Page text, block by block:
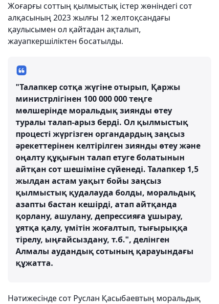
Жоғарғы соттың қылмыстық істер жөніндегі сот
алқасының 2023 жылғы 12 желтоқсандағы
қаулысымен ол қайтадан ақталып,
жауапкершіліктен босатылды.
"Талапкер сотқа жүгіне отырып, Қаржы
министрлігінен 100 000 000 теңге
мөлшерінде моральдық зиянды өтеу
туралы талап-арыз берді. Ол қылмыстық
процесті жүргізген органдардың заңсыз
әрекеттерінен келтірілген зиянды өтеу және
оңалту құқығын талап етуге болатынын
айтқан сот шешіміне сүйенеді. Талапкер 1,5
жылдан астам уақыт бойы заңсыз
қылмыстық қудалауда болды, моральдық
азапты бастан кешірді, атап айтқанда
қорлану, ашулану, депрессияға ұшырау,
ұятқа қалу, үмітін жоғалтып, тығырыққа
тірелу, ыңғайсыздану, т.б.", делінген
Алмалы аудандық сотының қарауындағы
құжатта.
Нәтижесінде сот Руслан Қасыбаевтың моральдық